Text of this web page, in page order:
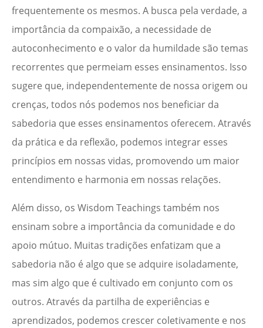
frequentemente os mesmos. A busca pela verdade, a
importância da compaixão, a necessidade de
autoconhecimento e o valor da humildade são temas
recorrentes que permeiam esses ensinamentos. Isso
sugere que, independentemente de nossa origem ou
crenças, todos nós podemos nos beneficiar da
sabedoria que esses ensinamentos oferecem. Através
da prática e da reflexão, podemos integrar esses
princípios em nossas vidas, promovendo um maior
entendimento e harmonia em nossas relações.
Além disso, os Wisdom Teachings também nos
ensinam sobre a importância da comunidade e do
apoio mútuo. Muitas tradições enfatizam que a
sabedoria não é algo que se adquire isoladamente,
mas sim algo que é cultivado em conjunto com os
outros. Através da partilha de experiências e
aprendizados, podemos crescer coletivamente e nos